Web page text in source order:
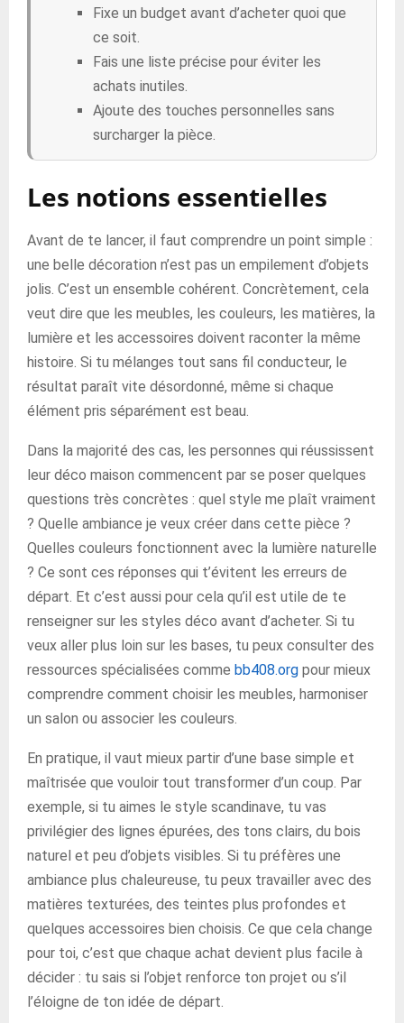
Fixe un budget avant d’acheter quoi que
ce soit.
Fais une liste précise pour éviter les
achats inutiles.
Ajoute des touches personnelles sans
surcharger la pièce.
Les notions essentielles
Avant de te lancer, il faut comprendre un point simple :
une belle décoration n’est pas un empilement d’objets
jolis. C’est un ensemble cohérent. Concrètement, cela
veut dire que les meubles, les couleurs, les matières, la
lumière et les accessoires doivent raconter la même
histoire. Si tu mélanges tout sans fil conducteur, le
résultat paraît vite désordonné, même si chaque
élément pris séparément est beau.
Dans la majorité des cas, les personnes qui réussissent
leur déco maison commencent par se poser quelques
questions très concrètes : quel style me plaît vraiment
? Quelle ambiance je veux créer dans cette pièce ?
Quelles couleurs fonctionnent avec la lumière naturelle
? Ce sont ces réponses qui t’évitent les erreurs de
départ. Et c’est aussi pour cela qu’il est utile de te
renseigner sur les styles déco avant d’acheter. Si tu
veux aller plus loin sur les bases, tu peux consulter des
ressources spécialisées comme bb408.org pour mieux
comprendre comment choisir les meubles, harmoniser
un salon ou associer les couleurs.
En pratique, il vaut mieux partir d’une base simple et
maîtrisée que vouloir tout transformer d’un coup. Par
exemple, si tu aimes le style scandinave, tu vas
privilégier des lignes épurées, des tons clairs, du bois
naturel et peu d’objets visibles. Si tu préfères une
ambiance plus chaleureuse, tu peux travailler avec des
matières texturées, des teintes plus profondes et
quelques accessoires bien choisis. Ce que cela change
pour toi, c’est que chaque achat devient plus facile à
décider : tu sais si l’objet renforce ton projet ou s’il
l’éloigne de ton idée de départ.